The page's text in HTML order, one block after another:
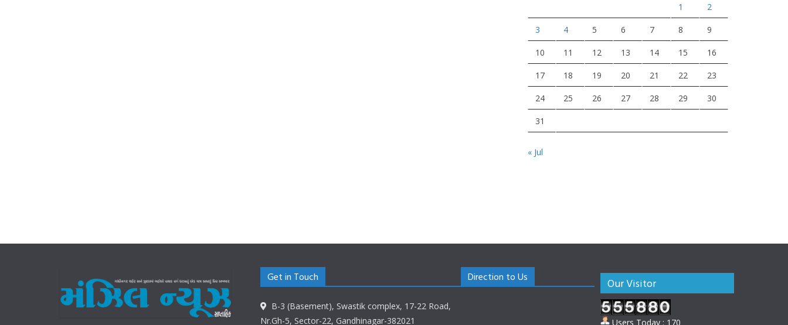
1 2
3 4 5 6 7 8 9
10 11 12 13 14 15 16
17 18 19 20 21 22 23
24 25 26 27 28 29 30
31
« Jul
Get in Touch
B-3 (Basement), Swastik complex, 17-22 Road,
Nr.Gh-5, Sector-22, Gandhinagar-382021
Direction to Us Our Visitor
Users Today : 170